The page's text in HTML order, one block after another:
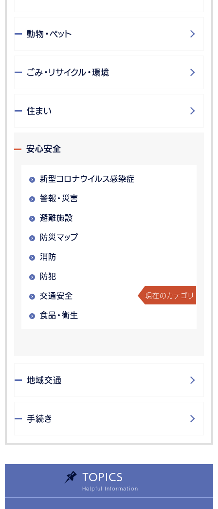
動物・ペット
ごみ・リサイクル・環境
住まい
安心安全
新型コロナウイルス感染症
警報・災害
避難施設
防災マップ
消防
防犯
交通安全 現在のカテゴリ
食品・衛生
地域交通
手続き
TOPICS